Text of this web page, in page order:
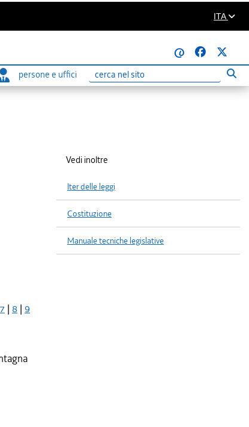
ITA
@
persone e uffici
Ricerca
7 | 8 | 9
Vedi inoltre
Iter delle leggi
Costituzione
Manuale tecniche legislative